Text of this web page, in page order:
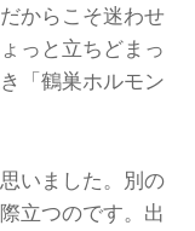
からこそ迷わせ
っと立ちどまっ
「鶴巣ホルモン
いました。別の
立つのです。出